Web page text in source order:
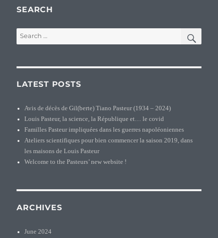
vos
SEARCH
Search
for:
LATEST POSTS
Avis de décès de Gil(berte) Tiano Pasteur (1934 – 2024)
Louis Pasteur, la science, la République et… le covid
Familles Pasteur impliquées dans les guerres napoléoniennes
Ateliers scientifiques pour bien commencer la saison 2019, dans
les maisons de Louis Pasteur
Welcome to the Pasteurs’ new website !
ARCHIVES
June 2024